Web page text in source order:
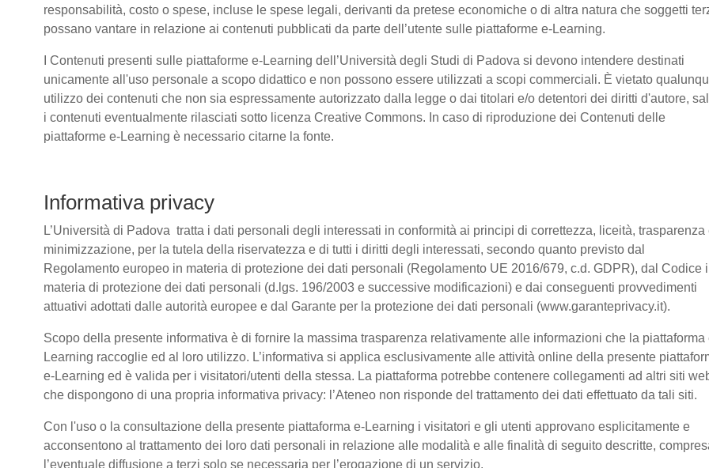
responsabilità, costo o spese, incluse le spese legali, derivanti da pretese economiche o di altra natura che soggetti
possano vantare in relazione ai contenuti pubblicati da parte dell’utente sulle piattaforme e-Learning.
I Contenuti presenti sulle piattaforme e-Learning dell’Università degli Studi di Padova si devono intendere destinati
unicamente all'uso personale a scopo didattico e non possono essere utilizzati a scopi commerciali. È vietato
utilizzo dei contenuti che non sia espressamente autorizzato dalla legge o dai titolari e/o detentori dei diritti d'autore,
i contenuti eventualmente rilasciati sotto licenza Creative Commons. In caso di riproduzione dei Contenuti delle
piattaforme e-Learning è necessario citarne la fonte.
Informativa privacy
L’Università di Padova tratta i dati personali degli interessati in conformità ai principi di correttezza, liceità, trasparenza
minimizzazione, per la tutela della riservatezza e di tutti i diritti degli interessati, secondo quanto previsto dal
Regolamento europeo in materia di protezione dei dati personali (Regolamento UE 2016/679, c.d. GDPR), dal Codice
materia di protezione dei dati personali (d.lgs. 196/2003 e successive modificazioni) e dai conseguenti provvedimenti
attuativi adottati dalle autorità europee e dal Garante per la protezione dei dati personali (www.garanteprivacy.it).
Scopo della presente informativa è di fornire la massima trasparenza relativamente alle informazioni che la piattaforma
Learning raccoglie ed al loro utilizzo. L’informativa si applica esclusivamente alle attività online della presente
e-Learning ed è valida per i visitatori/utenti della stessa. La piattaforma potrebbe contenere collegamenti ad altri siti
che dispongono di una propria informativa privacy: l’Ateneo non risponde del trattamento dei dati effettuato da tali siti.
Con l'uso o la consultazione della presente piattaforma e-Learning i visitatori e gli utenti approvano esplicitamente e
acconsentono al trattamento dei loro dati personali in relazione alle modalità e alle finalità di seguito descritte,
l’eventuale diffusione a terzi solo se necessaria per l’erogazione di un servizio.